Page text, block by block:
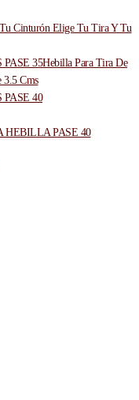
Cinturón Elige Tu Tira Y Tu
35Hebilla Para Tira De
3.5 Cms
40
HEBILLA PASE 40